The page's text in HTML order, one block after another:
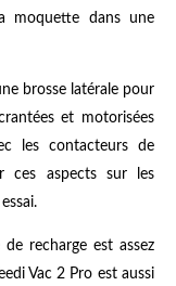
moquette dans une
brosse latérale pour
et motorisées
les contacteurs de
ces aspects sur les
recharge est assez
Vac 2 Pro est aussi